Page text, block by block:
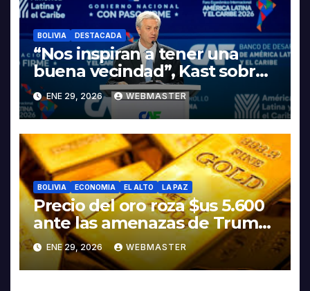
BOLIVIA DESTACADA
“Nos inspiran a tener una
buena vecindad”, Kast sobre
discurso del presidente
Rodrigo Paz
ENE 29, 2026 WEBMASTER
BOLIVIA ECONOMIA EL ALTO LA PAZ
Precio del oro roza $us 5.600
ante las amenazas de Trump
contra Irán
ENE 29, 2026 WEBMASTER